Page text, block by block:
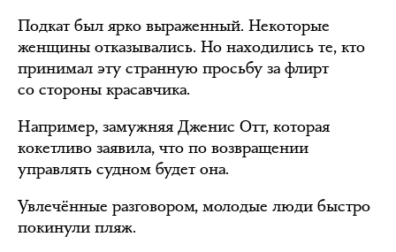
Подкат был ярко выраженный. Некоторые
женщины отказывались. Но находились те, кто
принимал эту странную просьбу за флирт
со стороны красавчика.
Например, замужняя Дженис Отт, которая
кокетливо заявила, что по возвращении
управлять судном будет она.
Увлечённые разговором, молодые люди быстро
покинули пляж.